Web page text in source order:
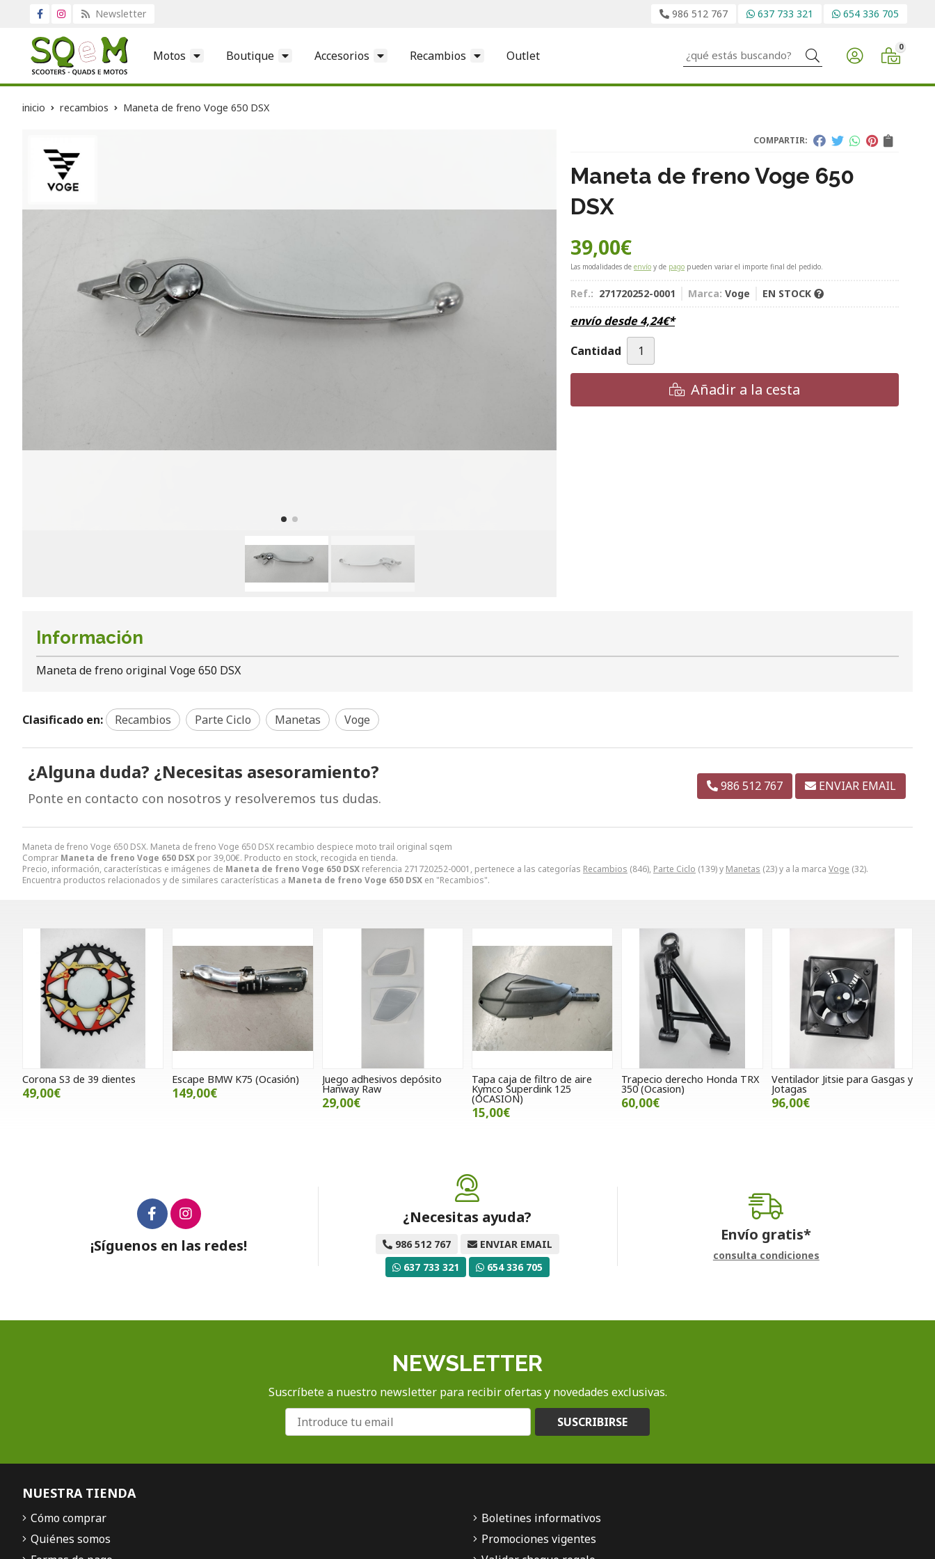
Newsletter 986 512 767 637 733 321 654 336 705
Motos Boutique Accesorios Recambios Outlet Buscar 0
inicio recambios Maneta de freno Voge 650 DSX
COMPARTIR:
Maneta de freno Voge 650
DSX
39,00€
Las modalidades de envío y de pago pueden variar el importe final del pedido.
Ref.: 271720252-0001 Marca: Voge EN STOCK
envío desde4,24€*
Cantidad
Añadir a la cesta
Maneta de freno Voge 650 DSX. Maneta de freno Voge 650 DSX recambio despiece moto trail original sqem
Comprar Maneta de freno Voge 650 DSX por39,00€. Producto en stock, recogida en tienda.
Precio, información, características e imágenes de Maneta de freno Voge 650 DSX referencia 271720252-0001, pertenece a las categorías Recambios (846), Parte Ciclo (139) y Manetas (23) y a la marca Voge (32).
Encuentra productos relacionados y de similares características a Maneta de freno Voge 650 DSX en "Recambios".
Información
Maneta de freno original Voge 650 DSX
Clasificado en: Recambios Parte Ciclo Manetas Voge
¿Alguna duda? ¿Necesitas asesoramiento?
Ponte en contacto con nosotros y resolveremos tus dudas.
986 512 767 ENVIAR EMAIL
Corona S3 de 39 dientes
49,00€
Escape BMW K75 (Ocasión)
149,00€
Juego adhesivos depósito
Hanway Raw
29,00€
Tapa caja de filtro de aire
Kymco Superdink 125
(OCASION)
15,00€
Trapecio derecho Honda TRX
350 (Ocasion)
60,00€
Ventilador Jitsie para Gasgas y
Jotagas
96,00€
¡Síguenos en las redes!
¿Necesitas ayuda?
986 512 767
ENVIAR EMAIL
637 733 321
654 336 705
Envío gratis*
consulta condiciones
NEWSLETTER
Suscríbete a nuestro newsletter para recibir ofertas y novedades exclusivas.
SUSCRIBIRSE
NUESTRA TIENDA
Cómo comprar
Quiénes somos
Boletines informativos
Promociones vigentes